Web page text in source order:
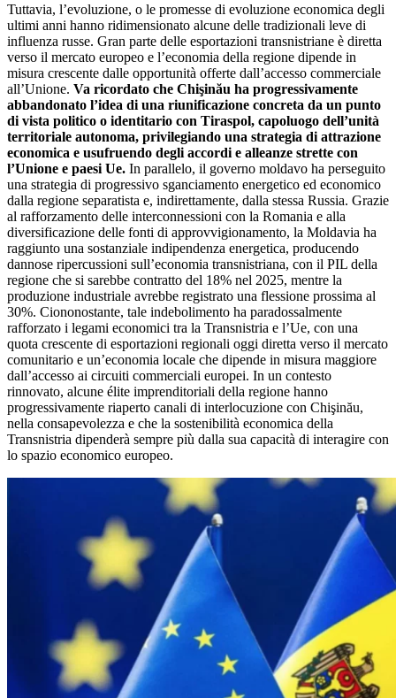
Tuttavia, l’evoluzione, o le promesse di evoluzione economica degli
ultimi anni hanno ridimensionato alcune delle tradizionali leve di
influenza russe. Gran parte delle esportazioni transnistriane è diretta
verso il mercato europeo e l’economia della regione dipende in
misura crescente dalle opportunità offerte dall’accesso commerciale
all’Unione. Va ricordato che Chişinău ha progressivamente
abbandonato l’idea di una riunificazione concreta da un punto
di vista politico o identitario con Tiraspol, capoluogo dell’unità
territoriale autonoma, privilegiando una strategia di attrazione
economica e usufruendo degli accordi e alleanze strette con
l’Unione e paesi Ue. In parallelo, il governo moldavo ha perseguito
una strategia di progressivo sganciamento energetico ed economico
dalla regione separatista e, indirettamente, dalla stessa Russia. Grazie
al rafforzamento delle interconnessioni con la Romania e alla
diversificazione delle fonti di approvvigionamento, la Moldavia ha
raggiunto una sostanziale indipendenza energetica, producendo
dannose ripercussioni sull’economia transnistriana, con il PIL della
regione che si sarebbe contratto del 18% nel 2025, mentre la
produzione industriale avrebbe registrato una flessione prossima al
30%. Ciononostante, tale indebolimento ha paradossalmente
rafforzato i legami economici tra la Transnistria e l’Ue, con una
quota crescente di esportazioni regionali oggi diretta verso il mercato
comunitario e un’economia locale che dipende in misura maggiore
dall’accesso ai circuiti commerciali europei. In un contesto
rinnovato, alcune élite imprenditoriali della regione hanno
progressivamente riaperto canali di interlocuzione con Chişinău,
nella consapevolezza e che la sostenibilità economica della
Transnistria dipenderà sempre più dalla sua capacità di interagire con
lo spazio economico europeo.